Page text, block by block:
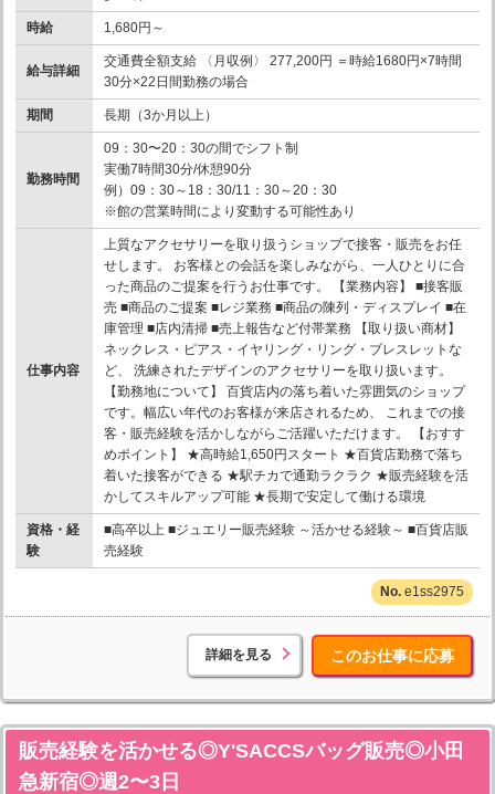
時給 1,680円～
給与詳細
交通費全額支給 〈月収例〉 277,200円 ＝時給1680円×7時間
30分×22日間勤務の場合
期間 長期（3か月以上）
勤務時間
09：30〜20：30の間でシフト制
実働7時間30分/休憩90分
例）09：30～18：30/11：30～20：30
※館の営業時間により変動する可能性あり
仕事内容
上質なアクセサリーを取り扱うショップで接客・販売をお任
せします。 お客様との会話を楽しみながら、一人ひとりに合
った商品のご提案を行うお仕事です。 【業務内容】 ■接客販
売 ■商品のご提案 ■レジ業務 ■商品の陳列・ディスプレイ ■在
庫管理 ■店内清掃 ■売上報告など付帯業務 【取り扱い商材】
ネックレス・ピアス・イヤリング・リング・ブレスレットな
ど、 洗練されたデザインのアクセサリーを取り扱います。
【勤務地について】 百貨店内の落ち着いた雰囲気のショップ
です。幅広い年代のお客様が来店されるため、 これまでの接
客・販売経験を活かしながらご活躍いただけます。 【おすす
めポイント】 ★高時給1,650円スタート ★百貨店勤務で落ち
着いた接客ができる ★駅チカで通勤ラクラク ★販売経験を活
かしてスキルアップ可能 ★長期で安定して働ける環境
資格・経
験
■高卒以上 ■ジュエリー販売経験 ～活かせる経験～ ■百貨店販
売経験
e1ss2975
詳細を見る このお仕事に応募
販売経験を活かせる◎Y'SACCSバッグ販売◎小田
急新宿◎週2〜3日